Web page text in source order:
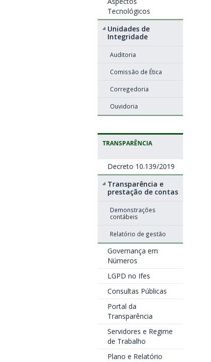
Tecnológicos
Unidades de
Integridade
Auditoria
Comissão de Ética
Corregedoria
Ouvidoria
TRANSPARÊNCIA
Decreto 10.139/2019
Transparência e
prestação de contas
Demonstrações
contábeis
Relatório de gestão
Governança em
Números
LGPD no Ifes
Consultas Públicas
Portal da
Transparência
Servidores e Regime
de Trabalho
Plano e Relatório